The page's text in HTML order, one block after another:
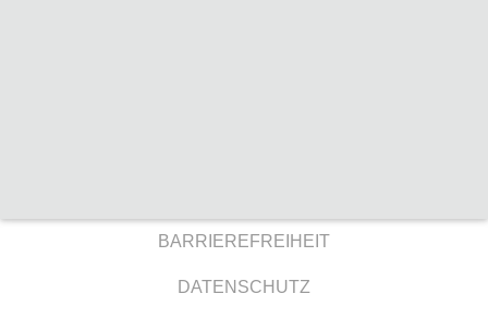
BARRIEREFREIHEIT
DATENSCHUTZ